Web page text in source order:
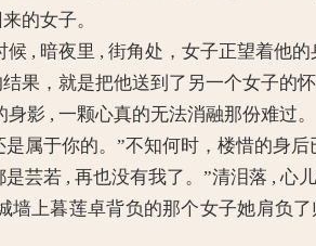
的女子。
, 暗夜里 , 街角处，女子正望着他的
，就是把他送到了另一个女子的怀
, 一颗心真的无法消融那份难过。
于你的。”不知何时，楼惜的身后
若 , 再也没有我了。”清泪落 , 心
上暮莲卓背负的那个女子她肩负了